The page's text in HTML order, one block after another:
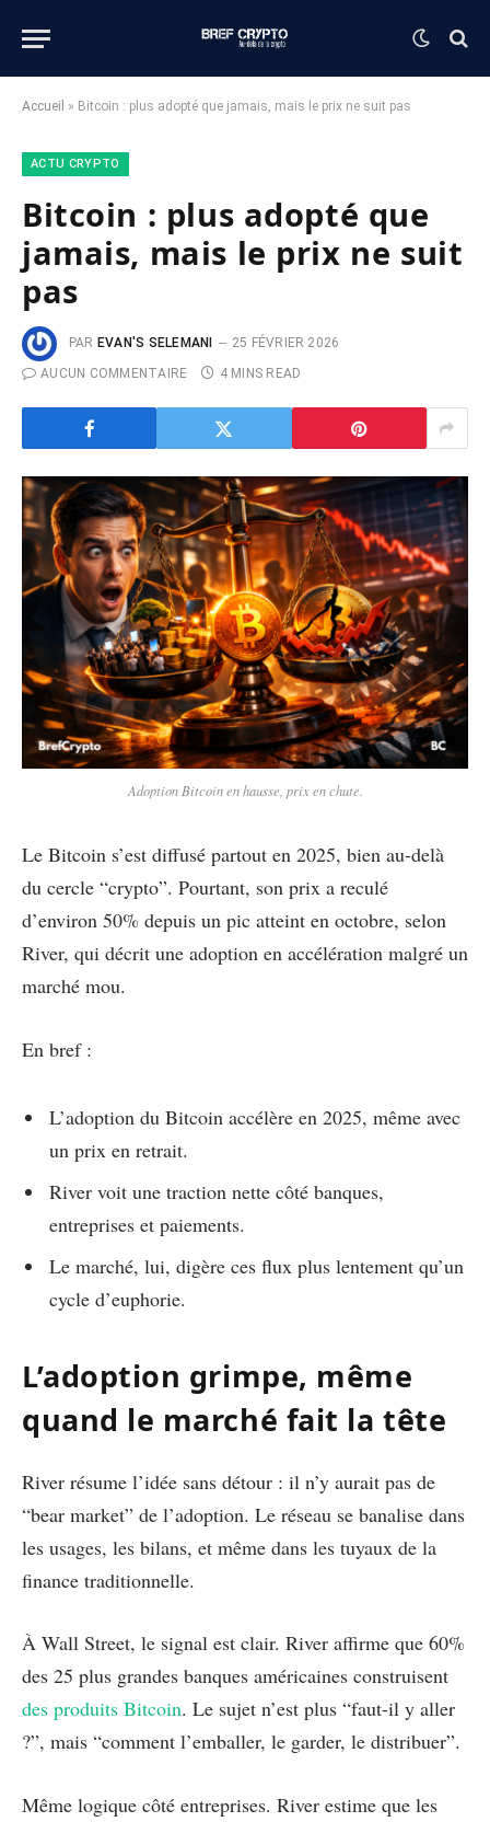
Accueil » Bitcoin : plus adopté que jamais, mais le prix ne suit pas
ACTU CRYPTO
Bitcoin : plus adopté que
jamais, mais le prix ne suit
pas
PAR EVAN'S SELEMANI
25 FÉVRIER 2026
AUCUN COMMENTAIRE
4 MINS READ
Adoption Bitcoin en hausse, prix en chute.
Le Bitcoin s’est diffusé partout en 2025, bien au-delà
du cercle “crypto”. Pourtant, son prix a reculé
d’environ 50% depuis un pic atteint en octobre, selon
River, qui décrit une adoption en accélération malgré un
marché mou.
En bref :
L’adoption du Bitcoin accélère en 2025, même avec
un prix en retrait.
River voit une traction nette côté banques,
entreprises et paiements.
Le marché, lui, digère ces flux plus lentement qu’un
cycle d’euphorie.
L’adoption grimpe, même
quand le marché fait la tête
River résume l’idée sans détour : il n’y aurait pas de
“bear market” de l’adoption. Le réseau se banalise dans
les usages, les bilans, et même dans les tuyaux de la
finance traditionnelle.
À Wall Street, le signal est clair. River affirme que 60%
des 25 plus grandes banques américaines construisent
des produits Bitcoin. Le sujet n’est plus “faut-il y aller
?”, mais “comment l’emballer, le garder, le distribuer”.
Même logique côté entreprises. River estime que les